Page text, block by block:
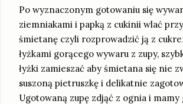
Po wyznaczonym gotowaniu się
ziemniakami i papką z cukinii wlać
śmietanę czyli rozprowadzić ją z
łyżkami gorącego wywaru z zupy,
łyżki zamieszać aby śmietana się nie
suszoną pietruszkę i delikatnie
Ugotowaną zupę zdjąć z ognia i mamy